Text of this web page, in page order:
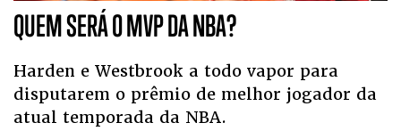
QUEM SERÁ O MVP DA NBA?
Harden e Westbrook a todo vapor para
disputarem o prêmio de melhor jogador da
atual temporada da NBA.